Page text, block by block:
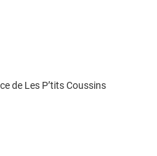
de Les P’tits Coussins